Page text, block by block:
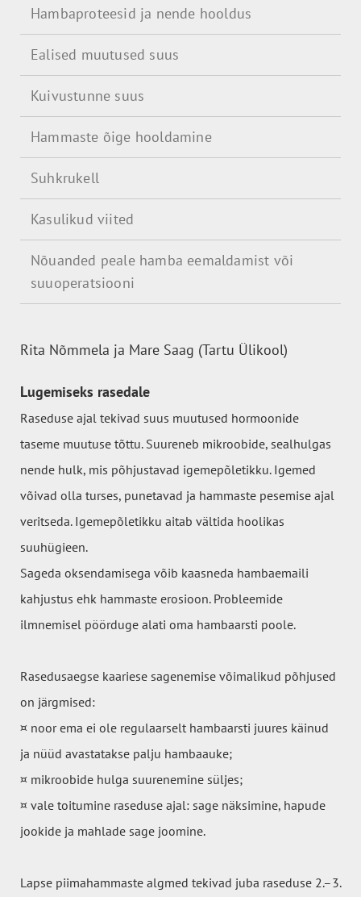
Hambaproteesid ja nende hooldus
Ealised muutused suus
Kuivustunne suus
Hammaste õige hooldamine
Suhkrukell
Kasulikud viited
Nõuanded peale hamba eemaldamist või
suuoperatsiooni
Rita Nõmmela ja Mare Saag (Tartu Ülikool)
Lugemiseks rasedale
Raseduse ajal tekivad suus muutused hormoonide
taseme muutuse tõttu. Suureneb mikroobide, sealhulgas
nende hulk, mis põhjustavad igemepõletikku. Igemed
võivad olla turses, punetavad ja hammaste pesemise ajal
veritseda. Igemepõletikku aitab vältida hoolikas
suuhügieen.
Sageda oksendamisega võib kaasneda hambaemaili
kahjustus ehk hammaste erosioon. Probleemide
ilmnemisel pöörduge alati oma hambaarsti poole.
Rasedusaegse kaariese sagenemise võimalikud põhjused
on järgmised:
¤ noor ema ei ole regulaarselt hambaarsti juures käinud
ja nüüd avastatakse palju hambaauke;
¤ mikroobide hulga suurenemine süljes;
¤ vale toitumine raseduse ajal: sage näksimine, hapude
jookide ja mahlade sage joomine.
Lapse piimahammaste algmed tekivad juba raseduse 2.–3.